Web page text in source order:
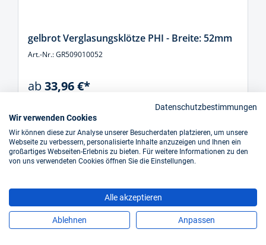
Datenschutzbestimmungen
Wir verwenden Cookies
Wir können diese zur Analyse unserer Besucherdaten platzieren, um unsere
Webseite zu verbessern, personalisierte Inhalte anzuzeigen und Ihnen ein
großartiges Webseiten-Erlebnis zu bieten. Für weitere Informationen zu den
von uns verwendeten Cookies öffnen Sie die Einstellungen.
Alle akzeptieren
Ablehnen Anpassen
gelbrot Verglasungsklötze PHI - Breite: 52mm
Art.-Nr.: GR509010052
ab33,96 €*
sofort verfügbar
Details